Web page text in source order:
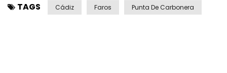
TAGS Cádiz Faros Punta De Carbonera